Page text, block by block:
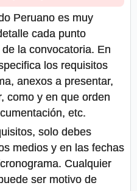
Peruano es muy
cada punto
la convocatoria. En
los requisitos
anexos a presentar,
como y en que orden
etc.
solo debes
medios y en las fechas
Cualquier
ser motivo de